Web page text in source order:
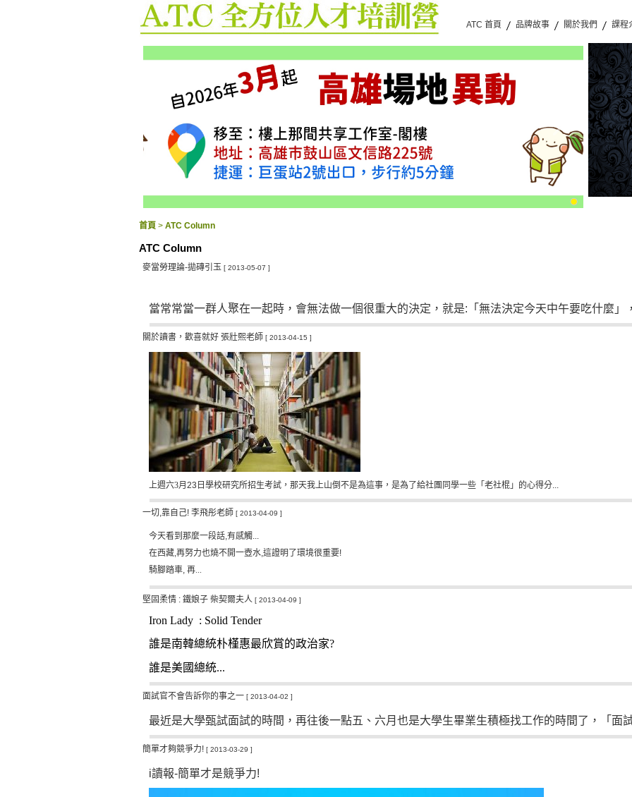
ATC 首頁 品牌故事 關於我們 課程
首頁 > ATC Column
ATC Column
麥當勞理論-拋磚引玉 [ 2013-05-07 ]
當常常當一群人聚在一起時，會無法做一個很重大的決定，就是: 「 無法決定今天中午要吃什麼 」
關於讀書，歡喜就好 張壯熙老師 [ 2013-04-15 ]
上週六3月23日學校研究所招生考試，那天我上山倒不是為這事，是為了給社團同學一些「老社棍」的心得分...
一切,靠自己! 李飛彤老師 [ 2013-04-09 ]
今天看到那麼一段話,有感觸...
在西藏,再努力也燒不開一壺水,這證明了環境很重要!
騎腳踏車, 再...
堅固柔情 : 鐵娘子 柴契爾夫人 [ 2013-04-09 ]
Iron Lady : Solid Tender
誰是南韓總統朴槿惠最欣賞的政治家?
誰是美國總統...
面試官不會告訴你的事之一 [ 2013-04-02 ]
最近是大學甄試面試的時間，再往後一點五、六月也是大學生畢業生積極找工作的時間了， 「面
簡單才夠競爭力! [ 2013-03-29 ]
i讀報-簡單才是競爭力!